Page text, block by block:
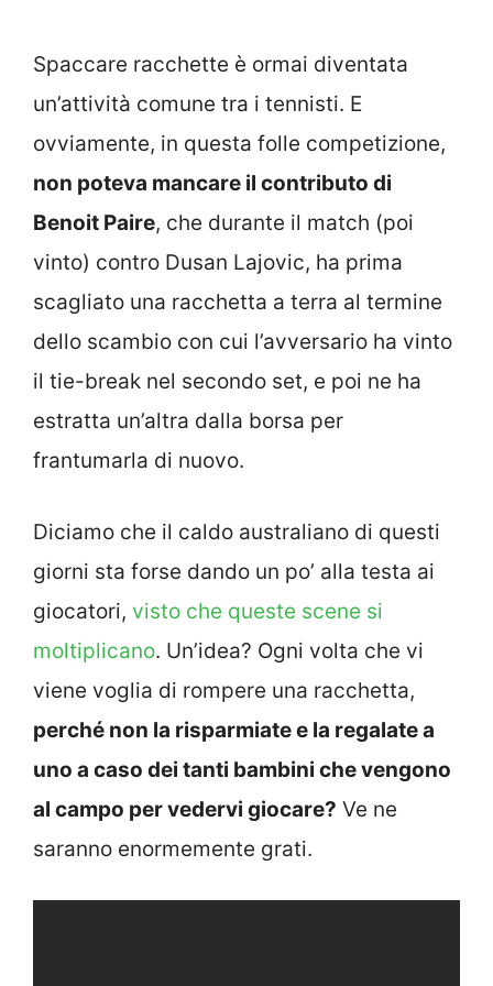
Spaccare racchette è ormai diventata
un’attività comune tra i tennisti. E
ovviamente, in questa folle competizione,
non poteva mancare il contributo di
Benoit Paire, che durante il match (poi
vinto) contro Dusan Lajovic, ha prima
scagliato una racchetta a terra al termine
dello scambio con cui l’avversario ha vinto
il tie-break nel secondo set, e poi ne ha
estratta un’altra dalla borsa per
frantumarla di nuovo.
Diciamo che il caldo australiano di questi
giorni sta forse dando un po’ alla testa ai
giocatori, visto che queste scene si
moltiplicano. Un’idea? Ogni volta che vi
viene voglia di rompere una racchetta,
perché non la risparmiate e la regalate a
uno a caso dei tanti bambini che vengono
al campo per vedervi giocare? Ve ne
saranno enormemente grati.